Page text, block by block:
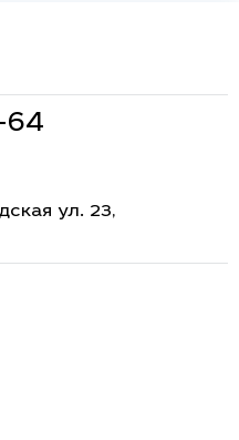
64
ул. 23,